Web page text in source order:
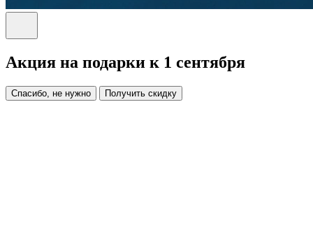
Акция на подарки к 1 сентября
Спасибо, не нужно Получить скидку